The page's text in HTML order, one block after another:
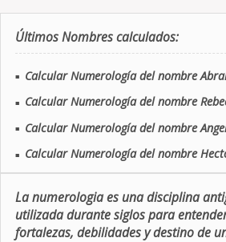
Últimos Nombres calculados:
■ Calcular Numerología del nombre
■ Calcular Numerología del nombre
■ Calcular Numerología del nombre
■ Calcular Numerología del nombre
La numerologia es una disciplina
utilizada durante siglos para
fortalezas, debilidades y destino de